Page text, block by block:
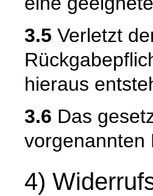
3.5 Verletzt
hieraus
3.6 Das
vorgenannten
4)